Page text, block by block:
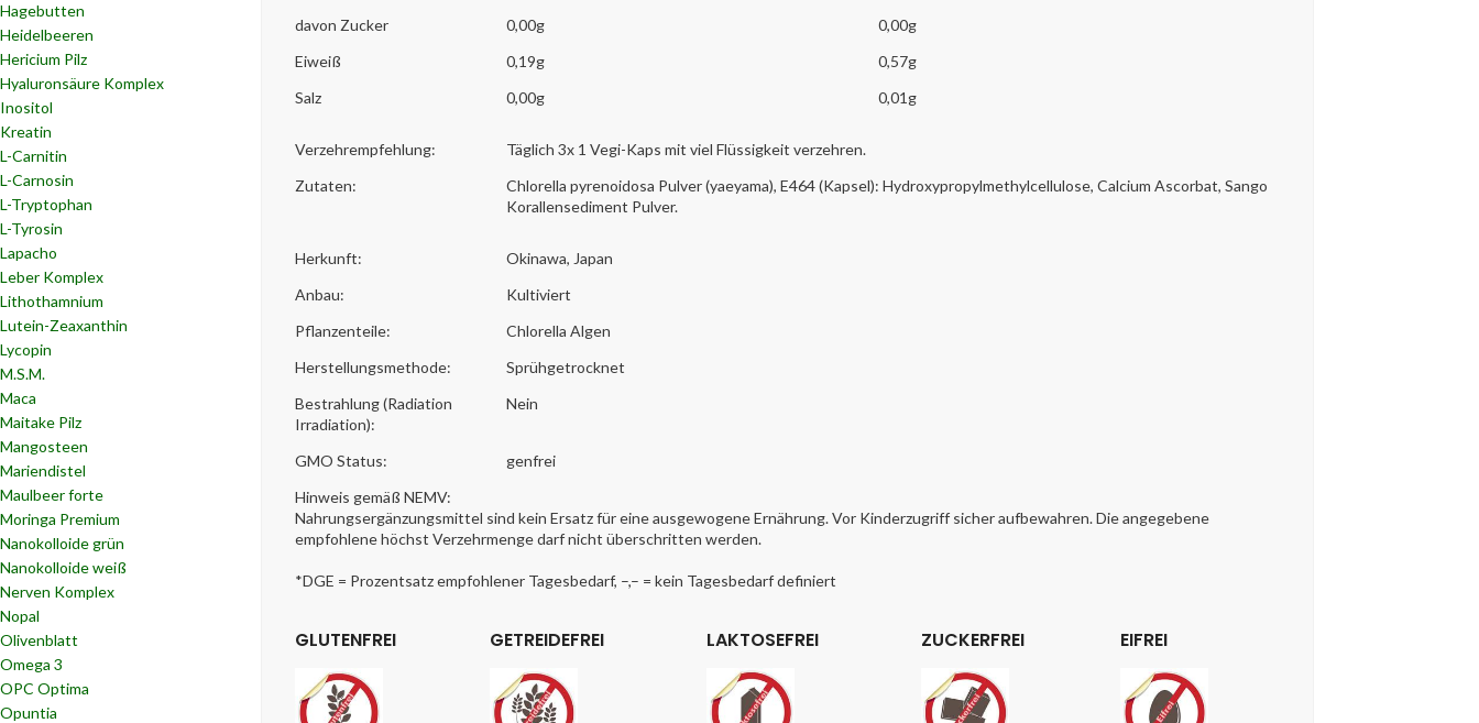
Hagebutten
Heidelbeeren
Hericium Pilz
Hyaluronsäure Komplex
Inositol
Kreatin
L-Carnitin
L-Carnosin
L-Tryptophan
L-Tyrosin
Lapacho
Leber Komplex
Lithothamnium
Lutein-Zeaxanthin
Lycopin
M.S.M.
Maca
Maitake Pilz
Mangosteen
Mariendistel
Maulbeer forte
Moringa Premium
Nanokolloide grün
Nanokolloide weiß
Nerven Komplex
Nopal
Olivenblatt
Omega 3
OPC Optima
Opuntia
davon Zucker
0,00g
0,00g
Eiweiß
0,19g
0,57g
Salz
0,00g 0,01g
Verzehrempfehlung:
Täglich 3x 1 Vegi-Kaps mit viel Flüssigkeit verzehren.
Zutaten:
Chlorella pyrenoidosa Pulver (yaeyama), E464 (Kapsel): Hydroxypropylmethylcellulose, Calcium Ascorbat, Sango
Korallensediment Pulver.
Herkunft:
Okinawa, Japan
Anbau:
Kultiviert
Pflanzenteile:
Chlorella Algen
Herstellungsmethode:
Sprühgetrocknet
Bestrahlung (Radiation
Irradiation):
Nein
GMO Status:
genfrei
Hinweis gemäß NEMV:
Nahrungsergänzungsmittel sind kein Ersatz für eine ausgewogene Ernährung. Vor Kinderzugriff sicher aufbewahren. Die angegebene
empfohlene höchst Verzehrmenge darf nicht überschritten werden.
*DGE = Prozentsatz empfohlener Tagesbedarf, –,– = kein Tagesbedarf definiert
GLUTENFREI GETREIDEFREI LAKTOSEFREI ZUCKERFREI EIFREI